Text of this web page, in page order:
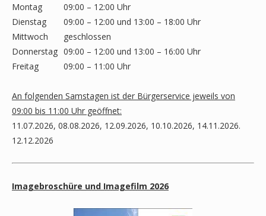
Montag
09:00 – 12:00 Uhr
Dienstag
09:00 – 12:00 und 13:00 – 18:00 Uhr
Mittwoch
geschlossen
Donnerstag 09:00 – 12:00 und 13:00 – 16:00 Uhr
Freitag
09:00 – 11:00 Uhr
An folgenden Samstagen ist der Bürgerservice jeweils von
09:00 bis 11:00 Uhr geöffnet:
11.07.2026, 08.08.2026, 12.09.2026, 10.10.2026, 14.11.2026.
12.12.2026
Imagebroschüre und Imagefilm 2026